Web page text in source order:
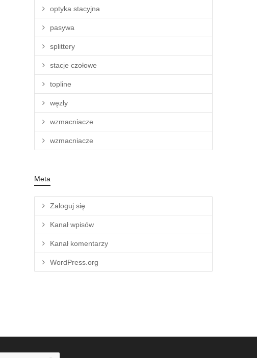
optyka stacyjna
pasywa
splittery
stacje czołowe
topline
węzły
wzmacniacze
wzmacniacze
Meta
Zaloguj się
Kanał wpisów
Kanał komentarzy
WordPress.org